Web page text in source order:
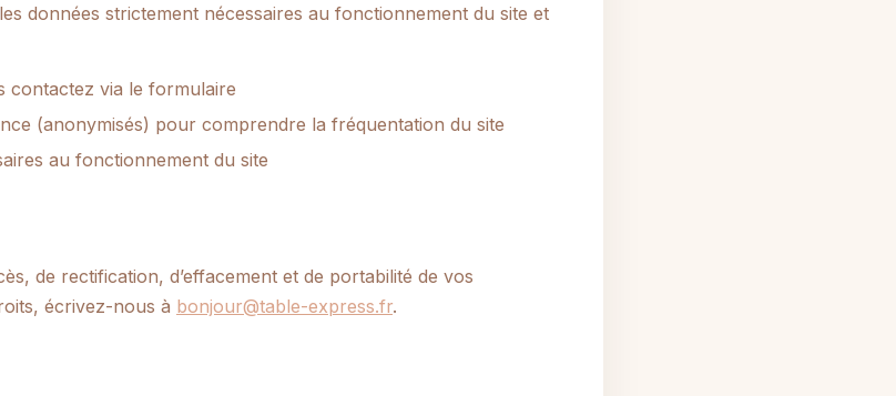
données strictement nécessaires au fonctionnement du site et
contactez via le formulaire
(anonymisés) pour comprendre la fréquentation du site
au fonctionnement du site
de rectification, d’effacement et de portabilité de vos
écrivez-nous à bonjour@table-express.fr.